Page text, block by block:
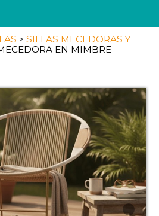
> SILLAS MECEDORAS Y
EN MIMBRE